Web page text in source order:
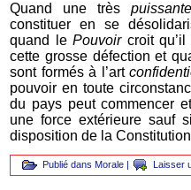
Quand une très
constituer en se
quand lePouvoircroit qu’il
cette grosse défection et
sont formés à l’art
pouvoir en toute
du pays peut commencer
une force extérieure sauf
disposition de la
Publié dans Morale | Laisser